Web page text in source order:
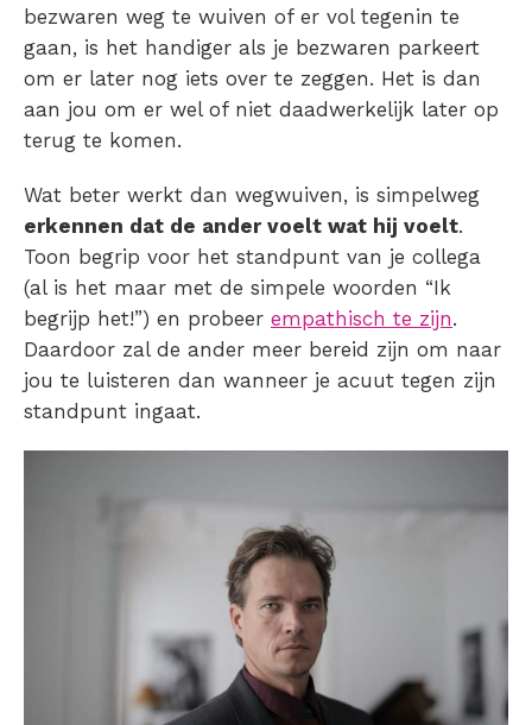
bezwaren weg te wuiven of er vol tegenin te
gaan, is het handiger als je bezwaren parkeert
om er later nog iets over te zeggen. Het is dan
aan jou om er wel of niet daadwerkelijk later op
terug te komen.
Wat beter werkt dan wegwuiven, is simpelweg
erkennen dat de ander voelt wat hij voelt.
Toon begrip voor het standpunt van je collega
(al is het maar met de simpele woorden “Ik
begrijp het!”) en probeer empathisch te zijn.
Daardoor zal de ander meer bereid zijn om naar
jou te luisteren dan wanneer je acuut tegen zijn
standpunt ingaat.